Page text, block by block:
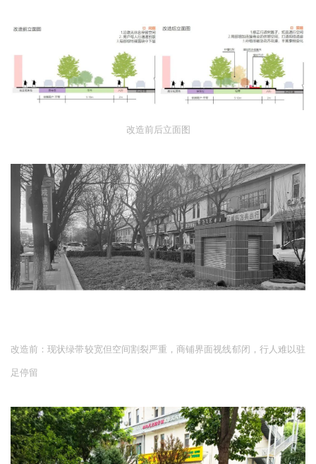
改造后：台层式空间消化场地高差，营造丰富的使用功能 ©光场建筑摄影
•商业段——活力联动的“过渡空间”
实施“疏林透光微整容“，清理3处视线遮挡的密植灌木，增设
门面，商户可视率提升65%，周末街道人流量较改造前增
加40%。